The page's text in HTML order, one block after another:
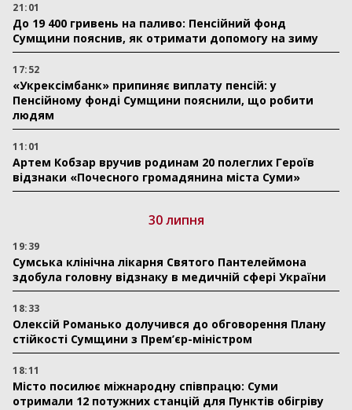
21:01
До 19 400 гривень на паливо: Пенсійний фонд
Сумщини пояснив, як отримати допомогу на зиму
17:52
«Укрексімбанк» припиняє виплату пенсій: у
Пенсійному фонді Сумщини пояснили, що робити
людям
11:01
Артем Кобзар вручив родинам 20 полеглих Героїв
відзнаки «Почесного громадянина міста Суми»
30 липня
19:39
Сумська клінічна лікарня Святого Пантелеймона
здобула головну відзнаку в медичній сфері України
18:33
Олексій Романько долучився до обговорення Плану
стійкості Сумщини з Прем’єр-міністром
18:11
Місто посилює міжнародну співпрацю: Суми
отримали 12 потужних станцій для Пунктів обігріву